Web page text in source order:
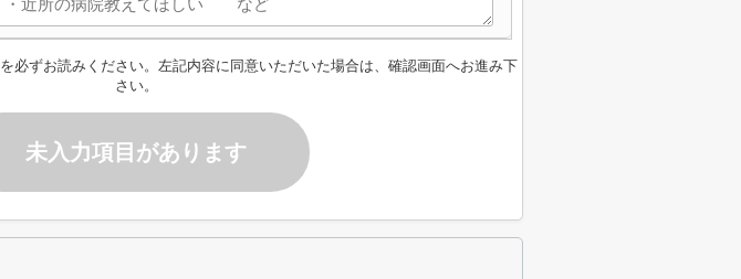
を必ずお読みください。左記内容に同意いただいた場合は、確認画面へお進み下
さい。
未入力項目があります